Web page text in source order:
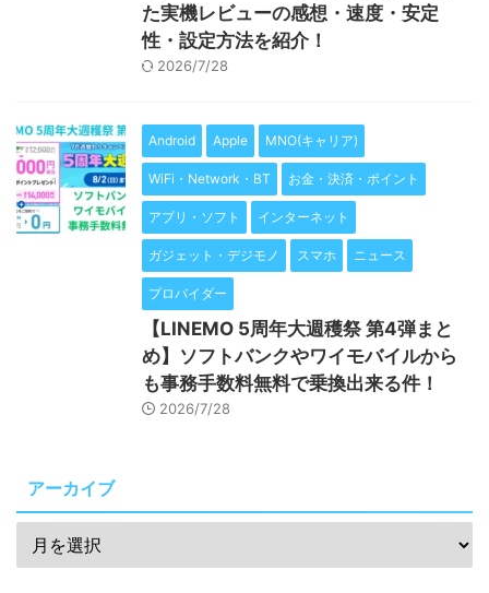
た実機レビューの感想・速度・安定
性・設定方法を紹介！
2026/7/28
Android Apple MNO(キャリア)
WiFi・Network・BT お金・決済・ポイント
アプリ・ソフト インターネット
ガジェット・デジモノ スマホ ニュース
プロバイダー
【LINEMO 5周年大週穫祭 第4弾まと
め】ソフトバンクやワイモバイルから
も事務手数料無料で乗換出来る件！
2026/7/28
アーカイブ